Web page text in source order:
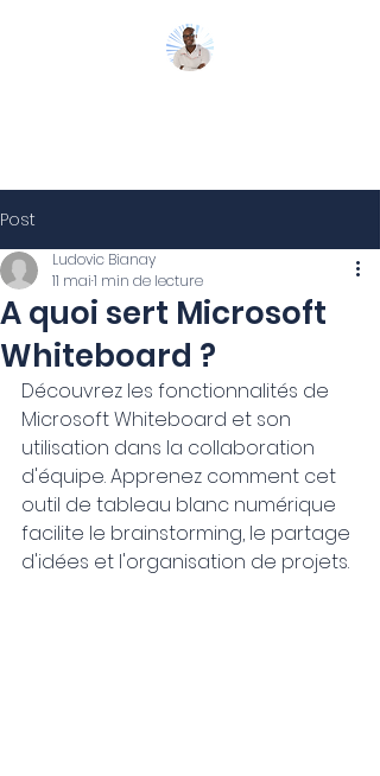
Post
A quoi sert Microsoft
Whiteboard ?
Ludovic Bianay
11 mai1 min de lecture
Découvrez les fonctionnalités de
Microsoft Whiteboard et son
utilisation dans la collaboration
d'équipe. Apprenez comment cet
outil de tableau blanc numérique
facilite le brainstorming, le partage
d'idées et l'organisation de projets.